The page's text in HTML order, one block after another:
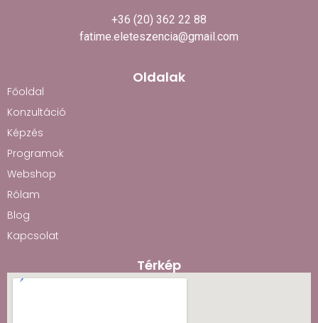
+36 (20) 362 22 88
fatime.eleteszencia@gmail.com
Oldalak
Főoldal
Konzultáció
Képzés
Programok
Webshop
Rólam
Blog
Kapcsolat
Térkép